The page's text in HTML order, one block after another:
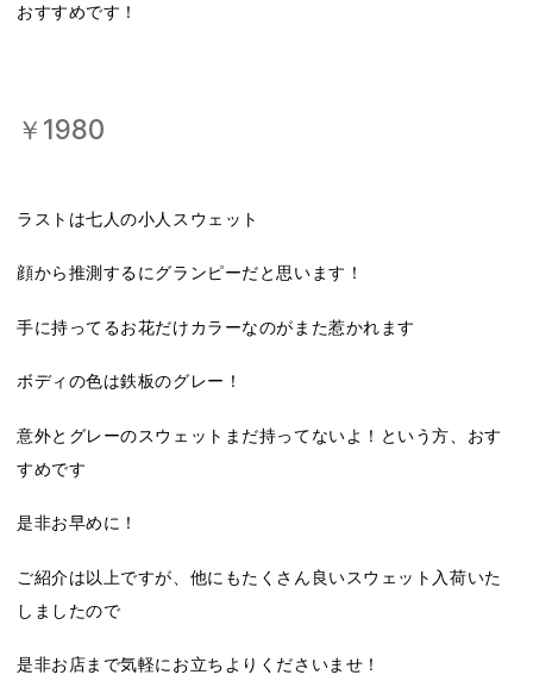
おすすめです！
￥1980
ラストは七人の小人スウェット
顔から推測するにグランピーだと思います！
手に持ってるお花だけカラーなのがまた惹かれます
ボディの色は鉄板のグレー！
意外とグレーのスウェットまだ持ってないよ！という方、おす
すめです
是非お早めに！
ご紹介は以上ですが、他にもたくさん良いスウェット入荷いた
しましたので
是非お店まで気軽にお立ちよりくださいませ！